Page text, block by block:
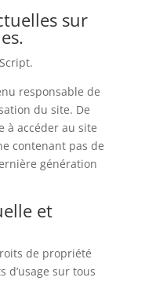
sur
responsable de
du site. De
à accéder au site
contenant pas de
génération
et
de propriété
sur tous